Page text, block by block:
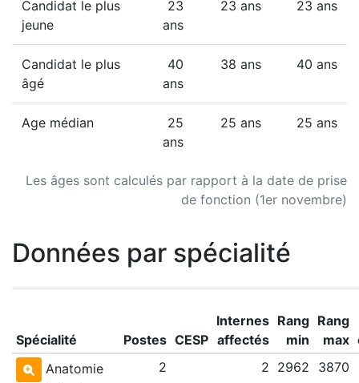
Les âges sont calculés par rapport à la date de prise
de fonction (1er novembre)
Candidat le plus
jeune
23
ans
23 ans 23 ans
Candidat le plus
âgé
40
ans
38 ans 40 ans
Age médian
25
ans
25 ans 25 ans
Données par spécialité
Spécialité Postes CESP
Internes
affectés
Rang
min
Rang
max
Anatomie
2 2 2962 3870